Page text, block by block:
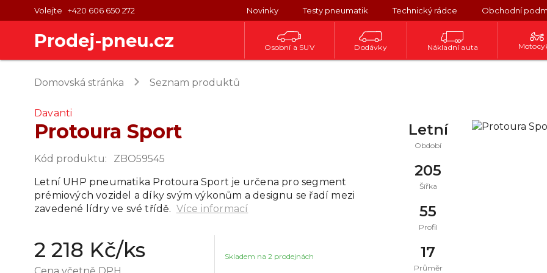
Volejte +420 606 650 272 Novinky Testy pneumatik Technický rádce Obchodní
Prodej-pneu.cz Osobní a SUV Dodávky Nákladní auta
Domovská stránka keyboard_arrow_right Seznam produktů
Davanti
Protoura Sport
Kód produktu:
ZBO59545
Letní UHP pneumatika Protoura Sport je určena pro segment
prémiových vozidel a díky svým výkonům a designu se řadí mezi
zavedené lídry ve své třídě. Více informací
2 218 Kč/ks
Cena včetně DPH
Skladem na 2 prodejnách
Letní
Období
205
Šířka
55
Profil
17
Průměr